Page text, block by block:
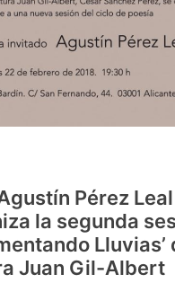
Pérez Leal
la segunda
Juan Gil-Albert